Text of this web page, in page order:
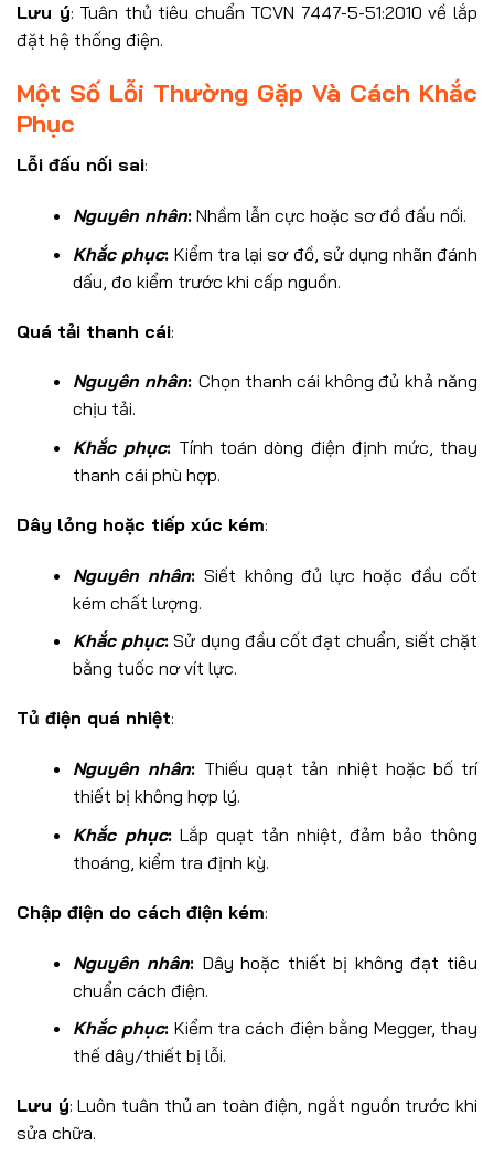
Lưu ý: Tuân thủ tiêu chuẩn TCVN 7447-5-51:2010 về lắp
đặt hệ thống điện.
Một Số Lỗi Thường Gặp Và Cách Khắc
Phục
Lỗi đấu nối sai:
Nguyên nhân:Nhầm lẫn cực hoặc sơ đồ đấu nối.
Khắc phục:Kiểm tra lại sơ đồ, sử dụng nhãn đánh
dấu, đo kiểm trước khi cấp nguồn.
Quá tải thanh cái:
Nguyên nhân: Chọn thanh cái không đủ khả năng
chịu tải.
Khắc phục: Tính toán dòng điện định mức, thay
thanh cái phù hợp.
Dây lỏng hoặc tiếp xúc kém:
Nguyên nhân:Siết không đủ lực hoặc đầu cốt
kém chất lượng.
Khắc phục: Sử dụng đầu cốt đạt chuẩn, siết chặt
bằng tuốc nơ vít lực.
Tủ điện quá nhiệt:
Nguyên nhân: Thiếu quạt tản nhiệt hoặc bố trí
thiết bị không hợp lý.
Khắc phục:Lắp quạt tản nhiệt, đảm bảo thông
thoáng, kiểm tra định kỳ.
Chập điện do cách điện kém:
Nguyên nhân: Dây hoặc thiết bị không đạt tiêu
chuẩn cách điện.
Khắc phục: Kiểm tra cách điện bằng Megger, thay
thế dây/thiết bị lỗi.
Lưu ý: Luôn tuân thủ an toàn điện, ngắt nguồn trước khi
sửa chữa.